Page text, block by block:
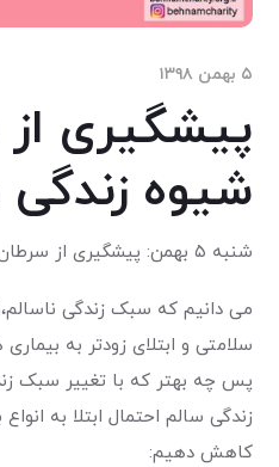
۵ بهمن ۱۳۹۸
پیشگیری
شیوه زندگی
شنبه ۵ بهمن: پیشگیری از سرطان و شیوه زندگی سالم
می دانیم که سبک زندگی
سلامتی و ابتلای زودتر به بیماری
پس چه بهتر که با تغییر سبک
زندگی سالم احتمال ابتلا به
کاهش دهیم: